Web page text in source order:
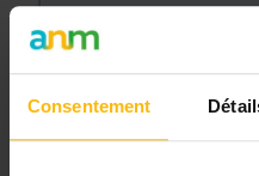
Consentement